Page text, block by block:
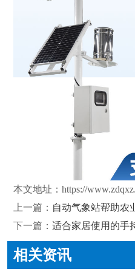
本文地址： https://
上一篇： 自动气象站帮助农
下一篇： 适合家居使用的手
相关资讯